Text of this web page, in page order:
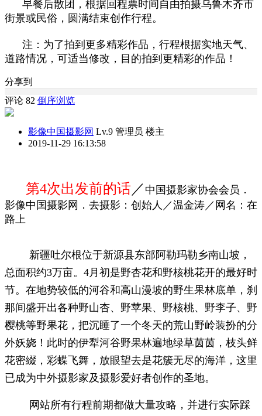
早餐后散团，根据回程票时间自由拍摄乌鲁木齐市
街景或民俗，圆满结束创作行程。
注：为了拍到更多精彩作品，行程根据实地天气、
道路情况，可适当修改，目的拍到更精彩的作品！
分享到
评论 82 倒序浏览
影像中国摄影网 Lv.9 管理员 楼主
2019-11-29 16:13:58
第4次出发前的话／ 中国摄影家协会会员．
影像中国摄影网．去摄影：创始人／温金涛／网名：在
路上
新疆吐尔根位于新源县东部阿勒玛勒乡南山坡，
总面积约3万亩。4月初是野杏花和野核桃花开的最好时
节。在地势较低的河谷和高山漫坡的野生果林底单，刹
那间盛开出各种野山杏、野苹果、野核桃、野李子、野
樱桃等野果花，把沉睡了一个冬天的荒山野岭装扮的分
外妖娆！此时的伊犁河谷野果林遍地绿草茵茵，枝头鲜
花密綴，彩蝶飞舞，放眼望去是花簇无尽的海洋，这里
已成为中外摄影家及摄影爱好者创作的圣地。
网站所有行程前期都做大量攻略，并进行实际踩